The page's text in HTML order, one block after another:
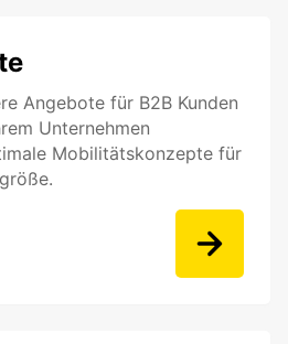
Angebote für B2B Kunden
Unternehmen
Mobilitätskonzepte für